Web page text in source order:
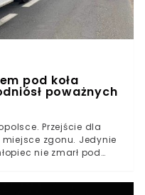
pod koła
poważnych
Przejście dla
zgonu. Jedynie
nie zmarł pod